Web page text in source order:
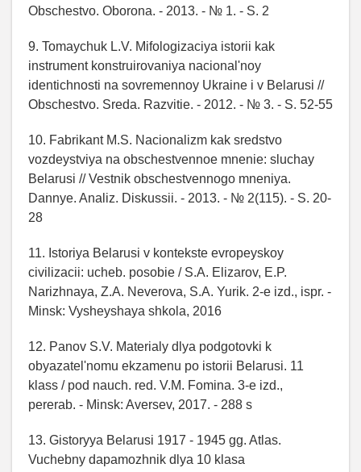
Obschestvo. Oborona. - 2013. - № 1. - S. 2
9. Tomaychuk L.V. Mifologizaciya istorii kak
instrument konstruirovaniya nacional'noy
identichnosti na sovremennoy Ukraine i v Belarusi //
Obschestvo. Sreda. Razvitie. - 2012. - № 3. - S. 52-55
10. Fabrikant M.S. Nacionalizm kak sredstvo
vozdeystviya na obschestvennoe mnenie: sluchay
Belarusi // Vestnik obschestvennogo mneniya.
Dannye. Analiz. Diskussii. - 2013. - № 2(115). - S. 20-
28
11. Istoriya Belarusi v kontekste evropeyskoy
civilizacii: ucheb. posobie / S.A. Elizarov, E.P.
Narizhnaya, Z.A. Neverova, S.A. Yurik. 2-e izd., ispr. -
Minsk: Vysheyshaya shkola, 2016
12. Panov S.V. Materialy dlya podgotovki k
obyazatel'nomu ekzamenu po istorii Belarusi. 11
klass / pod nauch. red. V.M. Fomina. 3-e izd.,
pererab. - Minsk: Aversev, 2017. - 288 s
13. Gіstoryya Belarusі 1917 - 1945 gg. Atlas.
Vuchebny dapamozhnіk dlya 10 klasa